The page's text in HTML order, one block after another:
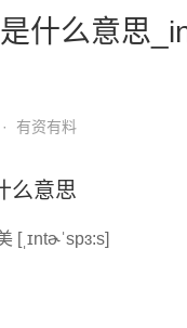
什么意思
有资有料
么意思
[ˌɪntɚˈspɜ:s]